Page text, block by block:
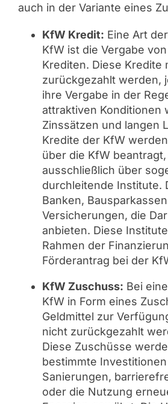
auch in der Variante eines
KfW Kredit: Eine Art
KfW ist die Vergabe
Krediten. Diese Kredite
zurückgezahlt werden,
ihre Vergabe in der
attraktiven Konditionen
Zinssätzen und langen
Kredite der KfW
über die KfW
ausschließlich über
durchleitende Institute.
Banken,
Versicherungen, die
anbieten. Diese
Rahmen der
Förderantrag bei der
KfW Zuschuss: Bei
KfW in Form eines
Geldmittel zur
nicht zurückgezahlt
Diese Zuschüsse
bestimmte
Sanierungen,
oder die Nutzung